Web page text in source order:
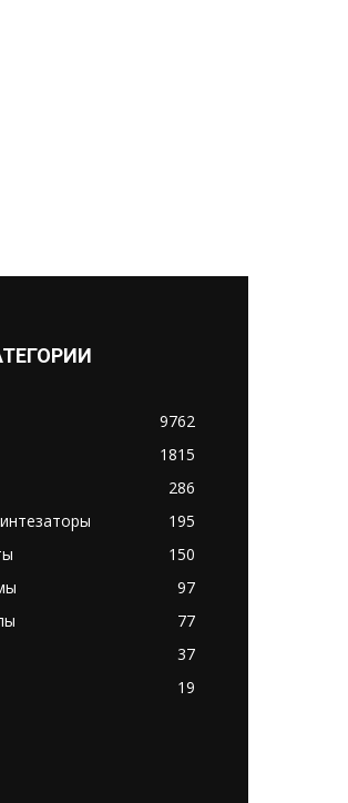
9762
1815
286
195
150
97
77
37
19